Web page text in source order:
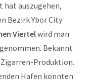
hat auszugehen,
Bezirk Ybor City
Viertelwird man
Bekannt
Zigarren-Produktion.
Hafen konnten